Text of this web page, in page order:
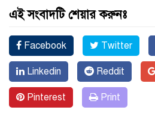
এই সংবাদটি শেয়ার করুনঃ
Facebook Twitter
Linkedin Reddit
Pinterest Print